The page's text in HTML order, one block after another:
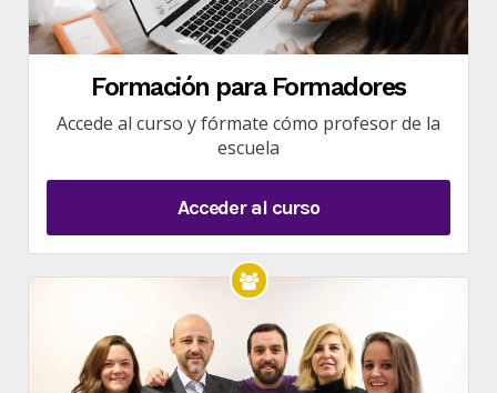
Formación para Formadores
Accede al curso y fórmate cómo profesor de la
escuela
Acceder al curso